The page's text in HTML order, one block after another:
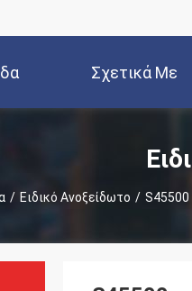
Σχετικά Με
Εμάς
/ Ειδικό Ανοξείδωτο / S45500